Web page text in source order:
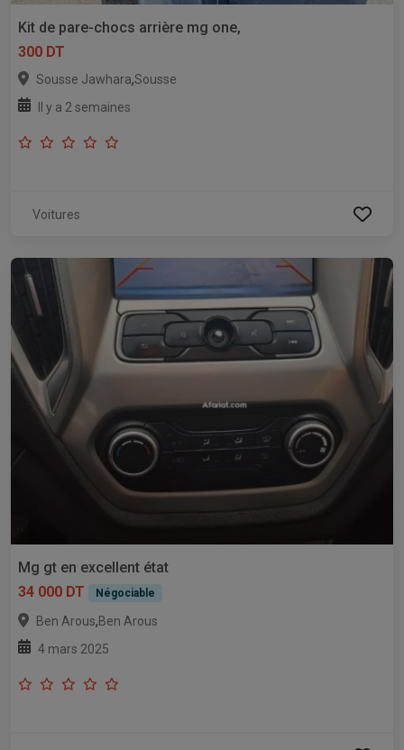
Kit de pare-chocs arrière mg one,
300 DT
Sousse Jawhara,Sousse
Il y a 2 semaines
Voitures
Mg gt en excellent état
34 000 DT
Négociable
Ben Arous,Ben Arous
4 mars 2025